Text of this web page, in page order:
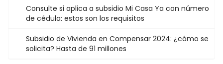
Consulte si aplica a subsidio Mi Casa Ya con número
de cédula: estos son los requisitos
Subsidio de Vivienda en Compensar 2024: ¿cómo se
solicita? Hasta de 91 millones